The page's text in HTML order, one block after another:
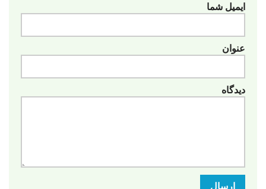
ایمیل شما
عنوان
دیدگاه